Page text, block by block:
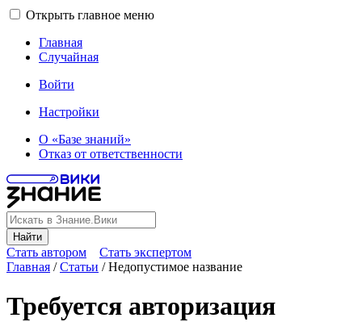
Открыть главное меню
Главная
Случайная
Войти
Настройки
О «Базе знаний»
Отказ от ответственности
Найти
Стать автором Стать экспертом
Главная /Статьи /Недопустимое название
Требуется авторизация